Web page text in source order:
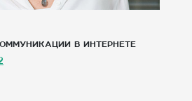
в интернете